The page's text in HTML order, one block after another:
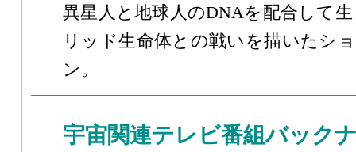
異星人と地球人のDNAを配合して
リッド生命体との戦いを描いたシ
ン。
宇宙関連テレビ番組バック